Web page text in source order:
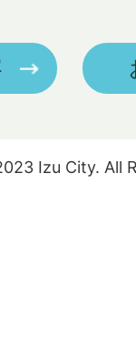
Izu City. All